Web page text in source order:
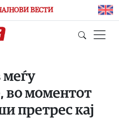
ВЕСТИ
меѓу
во моментот
претрес кај